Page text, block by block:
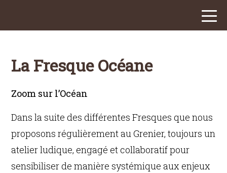
La Fresque Océane
Zoom sur l’Océan
Dans la suite des différentes Fresques que nous
proposons régulièrement au Grenier, toujours un
atelier ludique, engagé et collaboratif pour
sensibiliser de manière systémique aux enjeux